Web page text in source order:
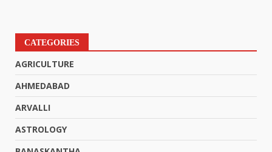
CATEGORIES
AGRICULTURE
AHMEDABAD
ARVALLI
ASTROLOGY